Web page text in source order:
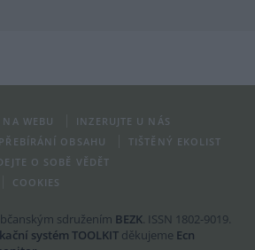
WEBU
INZERUJTE U NÁS
PŘEBÍRÁNÍ OBSAHU
TIŠTĚNÝ EKOLIST
O SOBĚ VĚDĚT
COOKIES
sdružením BEZK. ISSN 1802-9019.
systém TOOLKIT děkujeme Ecn